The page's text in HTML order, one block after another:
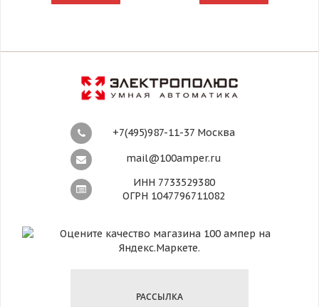
+7(495)987-11-37 Москва
mail@100amper.ru
ИНН 7733529380
ОГРН 1047796711082
РАССЫЛКА